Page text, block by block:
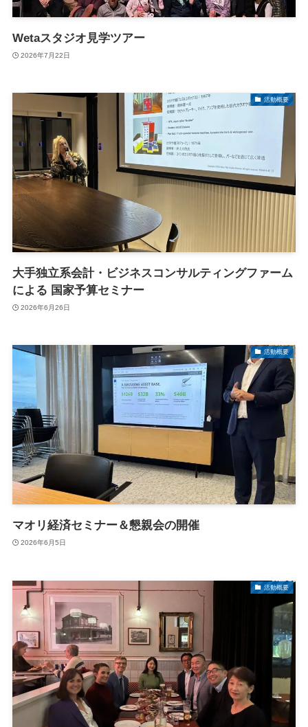
Wetaスタジオ見学ツアー
2026年7月22日
活動概要
大手独立系会計・ビジネスコンサルティングファーム
による 国家予算セミナー
2026年6月26日
活動概要
マオリ経済セミナー＆懇親会の開催
2026年6月5日
活動概要